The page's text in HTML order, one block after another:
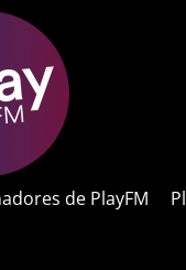
de PlayFM